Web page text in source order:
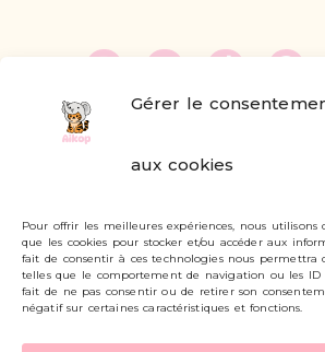
Gérer le
aux cookies
Pour offrir les meilleures expériences, nous utilisons
que les cookies pour stocker et/ou accéder aux
fait de consentir à ces technologies nous permettra
telles que le comportement de navigation ou les ID
fait de ne pas consentir ou de retirer son
négatif sur certaines caractéristiques et fonctions.
Livraisons et retours
Mon compte
Carte cadeau